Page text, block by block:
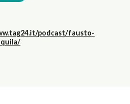
podcast/fausto-